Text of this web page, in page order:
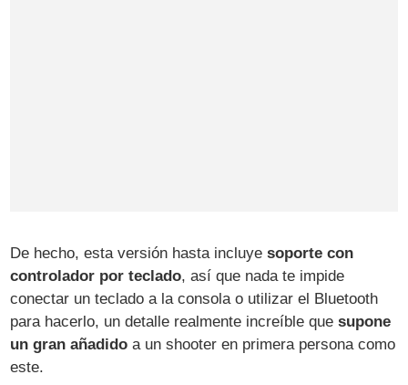
De hecho, esta versión hasta incluyesoporte con
controlador por teclado, así que nada te impide
conectar un teclado a la consola o utilizar el Bluetooth
para hacerlo, un detalle realmente increíble quesupone
un gran añadido a un shooter en primera persona como
este.